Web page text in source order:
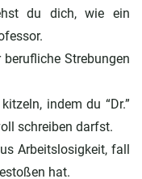
du dich, wie ein
Strebungen
indem du “Dr.”
schreiben darfst.
Arbeitslosigkeit, fall
hat.